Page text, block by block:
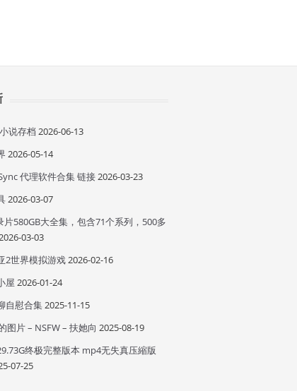
说存档 2026-06-13
2026-05-14
代理软件合集 链接2026-03-23
2026-03-07
片580GB大全集，包含71个系列，500多
03-03
2世界模拟游戏2026-02-16
屋 2026-01-24
自慰合集2025-11-15
图片 – NSFW – 扶她向 2025-08-19
终极完整版本 mp4无失真压縮版
07-25